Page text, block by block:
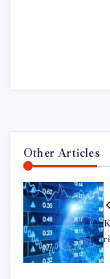
Other Articles